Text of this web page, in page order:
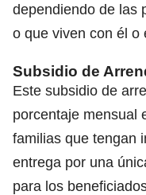
dependiendo de las
o que viven con él o
Subsidio de
Este subsidio de
porcentaje mensual
familias que tengan
entrega por una
para los